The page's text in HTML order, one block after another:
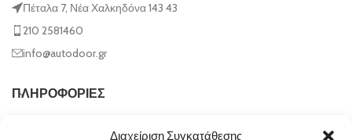
Διαχείριση Συγκατάθεσης
Πέταλα 7, Νέα Χαλκηδόνα 143 43
210 2581460
info@autodoor.gr
ΠΛΗΡΟΦΟΡΙΕΣ